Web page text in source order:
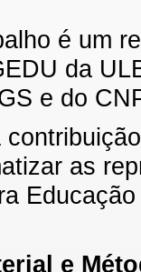
é um
da
e do
as
e